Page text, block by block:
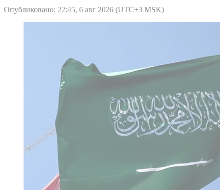
Опубликовано: 22:45, 6 авг 2026 (UTC+3 MSK)